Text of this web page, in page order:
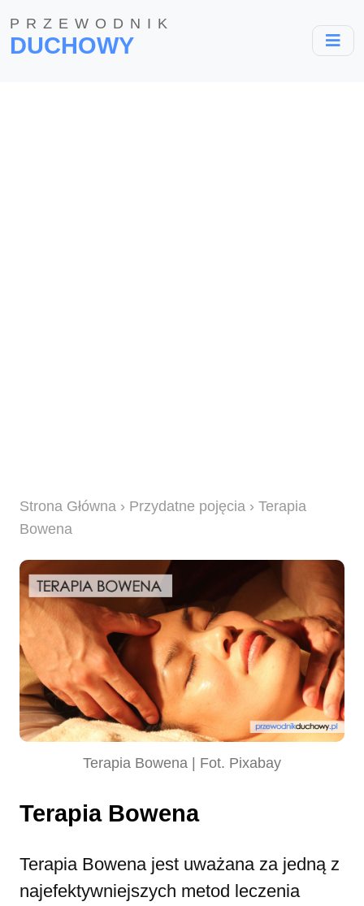
PRZEWODNIK
DUCHOWY
Strona Główna › Przydatne pojęcia › Terapia
Bowena
Terapia Bowena | Fot. Pixabay
Terapia Bowena
Terapia Bowena jest uważana za jedną z
najefektywniejszych metod leczenia